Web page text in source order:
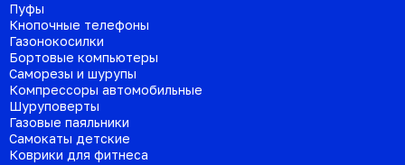
Пуфы
Кнопочные телефоны
Газонокосилки
Бортовые компьютеры
Саморезы и шурупы
Компрессоры автомобильные
Шуруповерты
Газовые паяльники
Самокаты детские
Коврики для фитнеса